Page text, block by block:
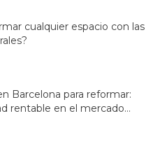
cualquier espacio con las
Barcelona para reformar:
rentable en el mercado